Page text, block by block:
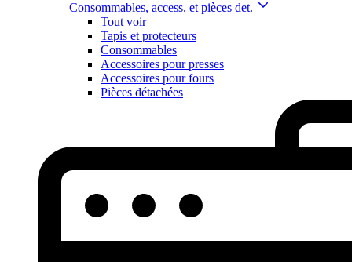
Consommables, access. et pièces det.
Tout voir
Tapis et protecteurs
Consommables
Accessoires pour presses
Accessoires pour fours
Pièces détachées